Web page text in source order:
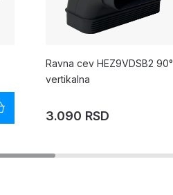
Ravna cev HEZ9VDSB2 90°
vertikalna
3.090 RSD